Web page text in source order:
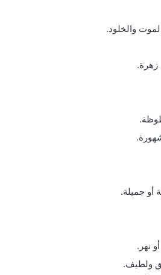
والخلود.
زهرة.
أو جميلة.
نهر.
ولطيف.